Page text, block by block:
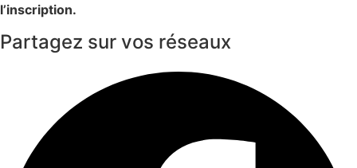
l’inscription.
Partagez sur vos réseaux